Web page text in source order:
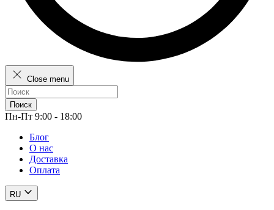
Close menu
Поиск
Пн-Пт 9:00 - 18:00
Блог
О нас
Доставка
Оплата
RU